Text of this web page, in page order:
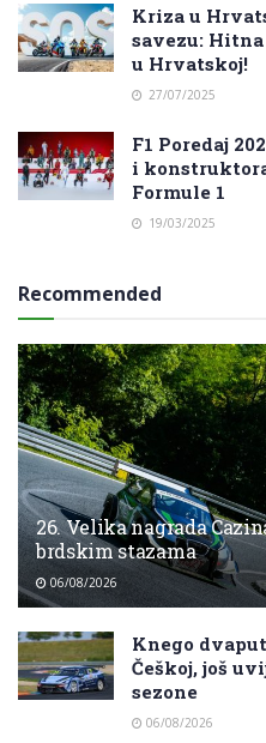
Kriza u
savezu:
u Hrvatskoj!
27/07/2025
F1 Poredaj
i
Formule 1
19/03/2025
Recommended
26. Velika nagrada
brdskim stazama
06/08/2026
Knego
Češkoj, još
sezone
06/08/2026